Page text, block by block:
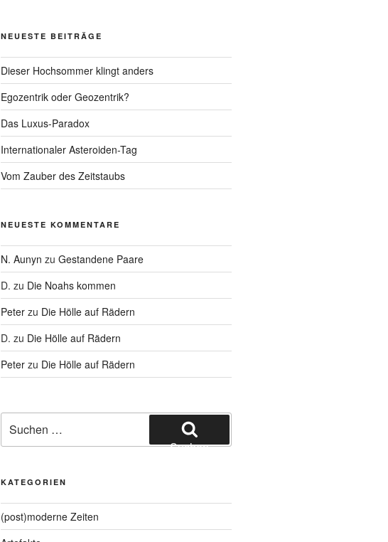
NEUESTE BEITRÄGE
Dieser Hochsommer klingt anders
Egozentrik oder Geozentrik?
Das Luxus-Paradox
Internationaler Asteroiden-Tag
Vom Zauber des Zeitstaubs
NEUESTE KOMMENTARE
N. Aunyn zu Gestandene Paare
D. zu Die Noahs kommen
Peterzu Die Hölle auf Rädern
D. zu Die Hölle auf Rädern
Peterzu Die Hölle auf Rädern
nach:
Suchen
KATEGORIEN
(post)moderne Zeiten